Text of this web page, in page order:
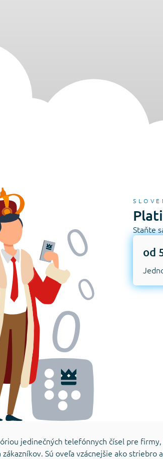
Staňte
od
jedinečných telefónnych čísel pre
Sú oveľa vzácnejšie ako striebro